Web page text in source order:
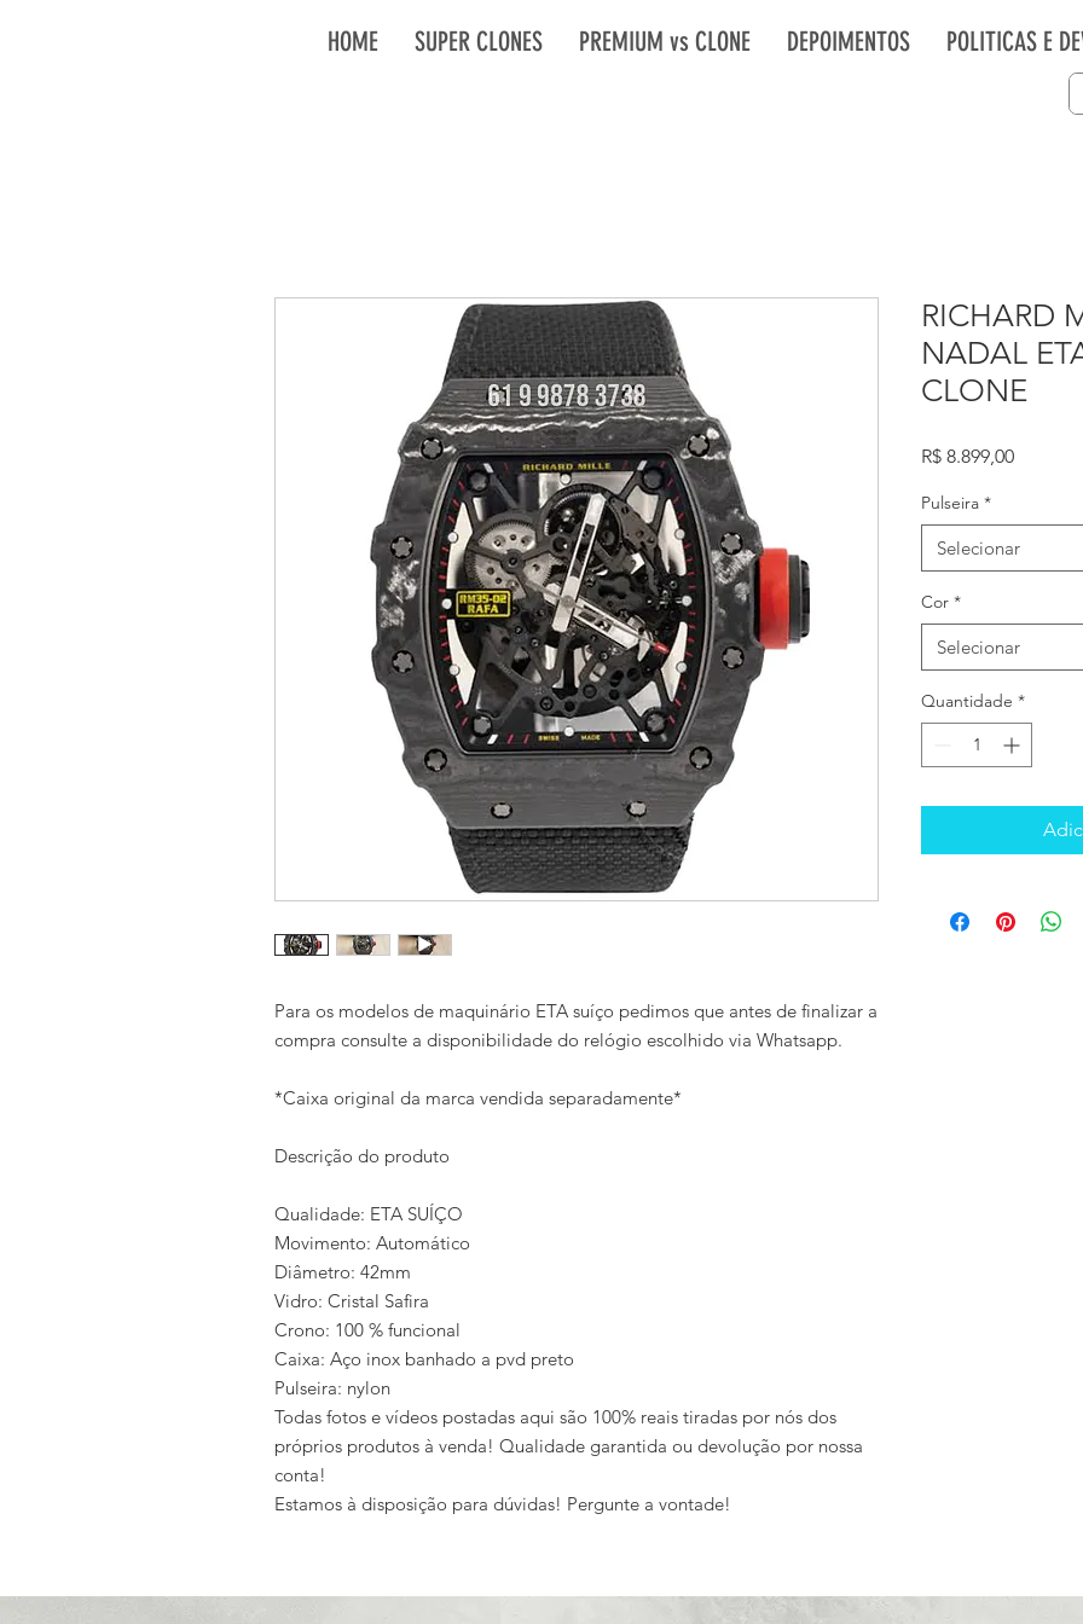
HOME SUPER CLONES PREMIUM vs CLONE DEPOIMENTOS POLITICAS E
Para os modelos de maquinário ETA suíço pedimos que antes de finalizar a
compra consulte a disponibilidade do relógio escolhido via Whatsapp.
*Caixa original da marca vendida separadamente*
Descrição do produto
Qualidade: ETA SUÍÇO
Movimento: Automático
Diâmetro: 42mm
Vidro: Cristal Safira
Crono: 100 % funcional
Caixa: Aço inox banhado a pvd preto
Pulseira: nylon
Todas fotos e vídeos postadas aqui são 100% reais tiradas por nós dos
próprios produtos à venda! Qualidade garantida ou devolução por nossa
conta!
Estamos à disposição para dúvidas! Pergunte a vontade!
RICHARD
NADAL
CLONE
R$ 8.899,00Preço
Pulseira *
Selecionar
Cor *
Selecionar
Quantidade *